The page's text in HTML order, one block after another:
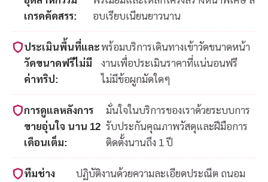
เกรดคัดสรร:
อบเรียบเนียนยาวนาน
ประเมินพื้นที่และ
วัดขนาดฟรีไม่มี
ค่าทริป:
พร้อมบริการเดินทางเข้าวัดขนาดหน้า
งานเพื่อประเมินราคาที่แน่นอนฟรี
ไม่มีข้อผูกมัดใดๆ
การดูแลหลังการ
ขายอุ่นใจ นาน 12
เดือนเต็ม:
มั่นใจในบริการของเราด้วยระบบการ
รับประกันคุณภาพวัสดุและฝีมือการ
ติดตั้งนานถึง 1 ปี
ทีมช่าง
ปฏิบัติงานด้วยความละเอียดประณีต ถนอม